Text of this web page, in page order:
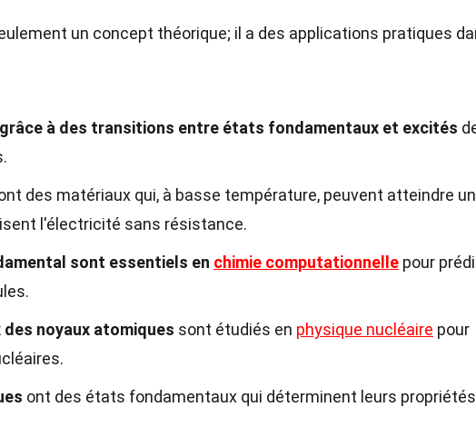
un concept théorique; il a des applications pratiques
à des transitions entre états fondamentaux et excités
des matériaux qui, à basse température, peuvent atteindre
l'électricité sans résistance.
sont essentiels en chimie computationnelle pour
noyaux atomiques sont étudiés en physique nucléaire pour
ont des états fondamentaux qui déterminent leurs propriétés